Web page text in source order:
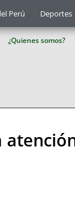
Perú Deportes
¿Quienes somos?